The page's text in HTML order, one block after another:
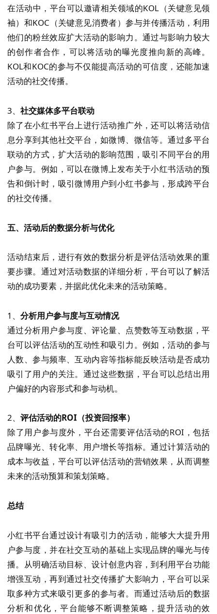
在活动中，平台可以邀请相关领域的KOL（关键意见领
袖）和KOC（关键意见消费者）参与并传播活动，利用
他们的粉丝效应扩大活动的影响力。通过与影响力较大
的创作者合作，可以将活动的曝光度推向新的高峰。
KOL和KOC的参与不仅能提高活动的可信度，还能加速
活动的社交传播。
3、 社交媒体多平台联动
除了在小红书平台上进行活动推广外，还可以将活动信
息分享到其他社交平台，如微博、微信等。通过多平台
联动的方式，扩大活动的影响范围，吸引不同平台的用
户参与。例如，可以在微博上发布关于小红书活动的预
告和倒计时，吸引微博用户到小红书参与，形成跨平台
的社交传播。
五、活动后的数据分析与优化
活动结束后，进行有效的数据分析是评估活动效果的重
要步骤。通过对活动数据的详细分析，平台可以了解活
动的成功要素，并据此优化未来的活动策略。
1、 分析用户参与度与互动情况
通过分析用户参与度、评论量、点赞数等互动数据，平
台可以评估活动的互动性和吸引力。例如，活动的参与
人数、参与频率、互动内容等指标能反映活动是否成功
吸引了用户的关注。通过这些数据，平台可以总结出用
户偏好的内容形式和参与动机。
2、 评估活动的ROI（投资回报率）
除了用户参与度外，平台还需要评估活动的ROI，包括
品牌曝光、转化率、用户增长等指标。通过计算活动的
成本与收益，平台可以评估活动的营销效果，从而调整
未来的活动预算和策划策略。
总结
小红书平台通过设计有吸引力的活动，能够大大提升用
户参与度，并在社交互动的基础上实现品牌的曝光与传
播。从明确活动目标、设计创意内容，到利用平台功能
增强互动，再到通过社交传播扩大影响力，平台可以采
取多种方式来吸引更多的参与者。而通过活动后的数据
分析和优化，平台能够不断调整策略，提升活动的效